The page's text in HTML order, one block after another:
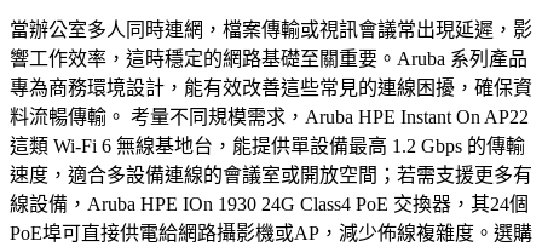
當辦公室多人同時連網，檔案傳輸或視訊會議常出現延遲，影
響工作效率，這時穩定的網路基礎至關重要。Aruba 系列產品
專為商務環境設計，能有效改善這些常見的連線困擾，確保資
料流暢傳輸。 考量不同規模需求，Aruba HPE Instant On AP22
這類 Wi-Fi 6 無線基地台，能提供單設備最高 1.2 Gbps 的傳輸
速度，適合多設備連線的會議室或開放空間；若需支援更多有
線設備，Aruba HPE IOn 1930 24G Class4 PoE 交換器，其24個
PoE埠可直接供電給網路攝影機或AP，減少佈線複雜度。選購